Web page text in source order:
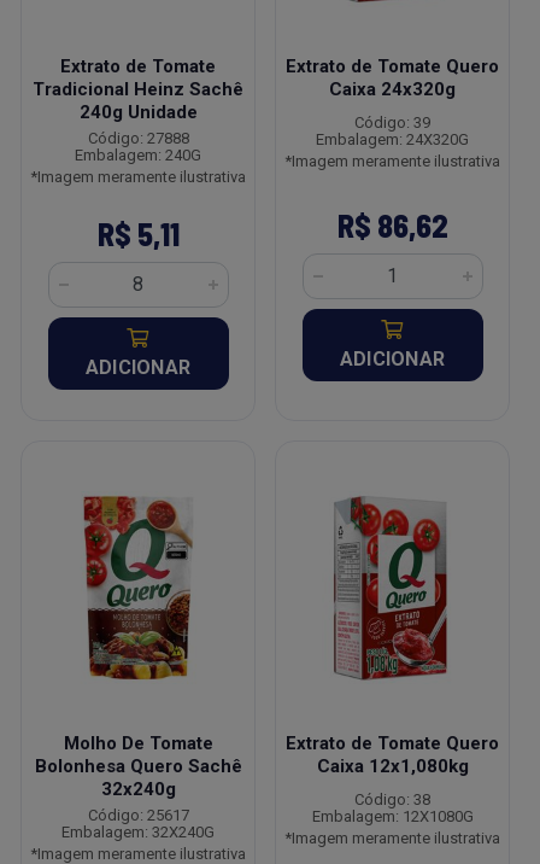
Extrato de Tomate
Tradicional Heinz Sachê
240g Unidade
Código: 27888
Embalagem: 240G
*Imagem meramente ilustrativa
R$ 5,11
ADICIONAR
Extrato de Tomate Quero
Caixa 24x320g
Código: 39
Embalagem: 24X320G
*Imagem meramente ilustrativa
R$ 86,62
ADICIONAR
Molho De Tomate
Bolonhesa Quero Sachê
32x240g
Código: 25617
Embalagem: 32X240G
*Imagem meramente ilustrativa
Extrato de Tomate Quero
Caixa 12x1,080kg
Código: 38
Embalagem: 12X1080G
*Imagem meramente ilustrativa